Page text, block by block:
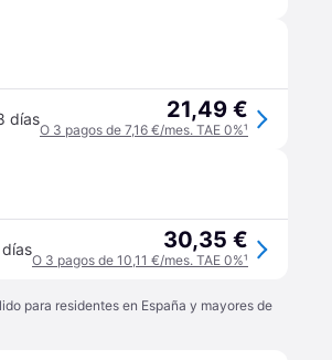
días 21,49 €
O 3 pagos de 7,16 €/mes. TAE 0%¹
30,35 €
O 3 pagos de 10,11 €/mes. TAE 0%¹
para residentes en España y mayores de